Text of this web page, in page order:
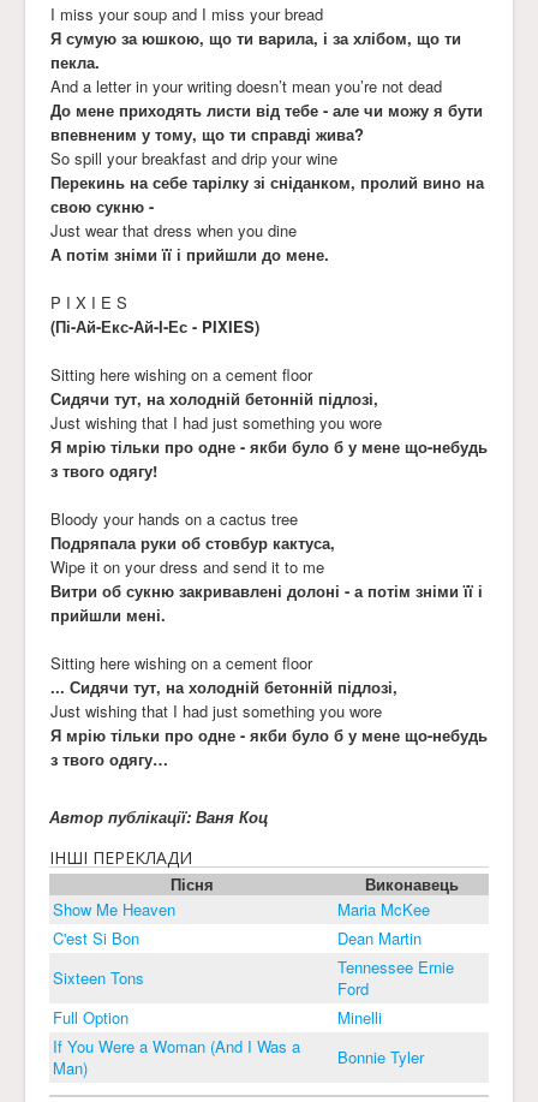
I miss your soup and I miss your bread
Я сумую за юшкою, що ти варила, і за хлібом, що ти
пекла.
And a letter in your writing doesn’t mean you’re not dead
До мене приходять листи від тебе - але чи можу я бути
впевненим у тому, що ти справді жива?
So spill your breakfast and drip your wine
Перекинь на себе тарілку зі сніданком, пролий вино на
свою сукню -
Just wear that dress when you dine
А потім зніми її і прийшли до мене.
P I X I E S
(Пі-Ай-Екс-Ай-І-Ес - PIXIES)
Sitting here wishing on a cement floor
Сидячи тут, на холодній бетонній підлозі,
Just wishing that I had just something you wore
Я мрію тільки про одне - якби було б у мене що-небудь
з твого одягу!
Bloody your hands on a cactus tree
Подряпала руки об стовбур кактуса,
Wipe it on your dress and send it to me
Витри об сукню закривавлені долоні - а потім зніми її і
прийшли мені.
Sitting here wishing on a cement floor
... Сидячи тут, на холодній бетонній підлозі,
Just wishing that I had just something you wore
Я мрію тільки про одне - якби було б у мене що-небудь
з твого одягу…
Автор публікації: Ваня Коц
ІНШІ ПЕРЕКЛАДИ
Пісня
Виконавець
Show Me Heaven
Maria McKee
C'est Si Bon
Dean Martin
Sixteen Tons
Tennessee Ernie
Ford
Full Option
Minelli
If You Were a Woman (And I Was a
Man)
Bonnie Tyler